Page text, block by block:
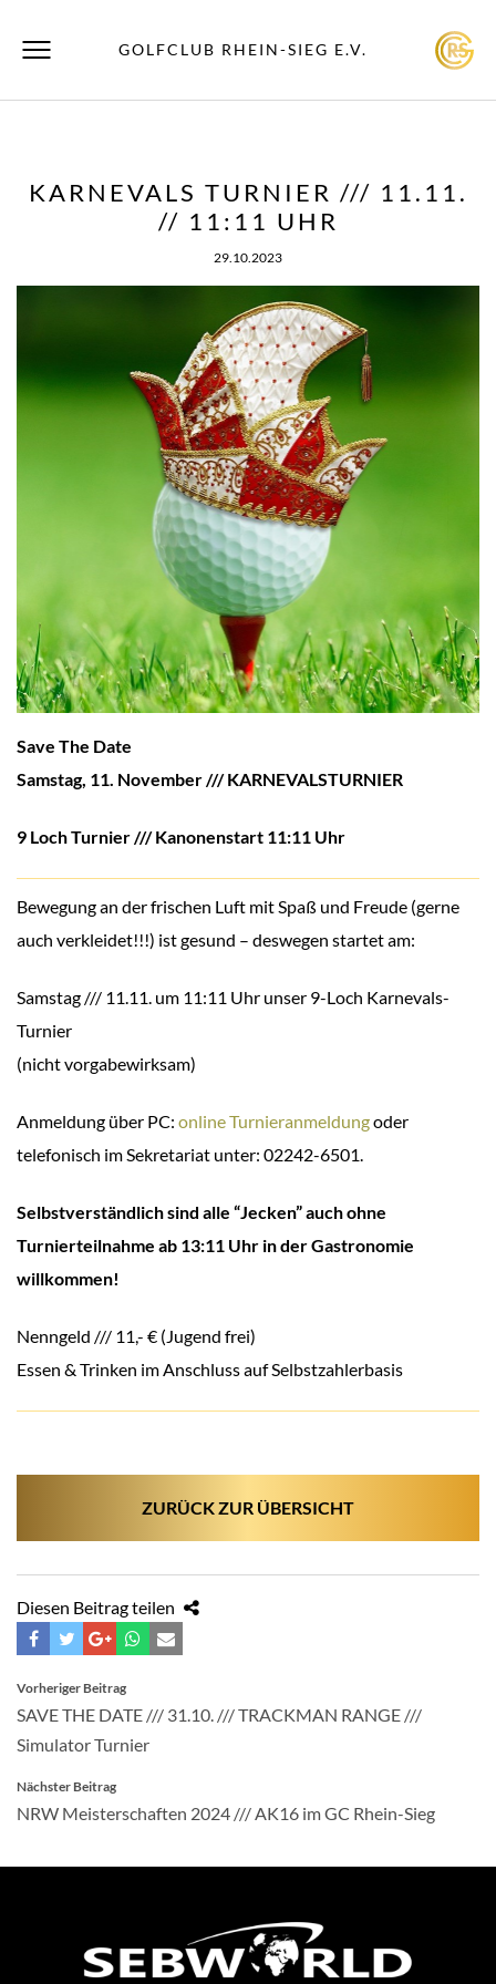
GOLFCLUB RHEIN-SIEG E.V.
KARNEVALS TURNIER /// 11.11.
// 11:11 UHR
29.10.2023
Save The Date
Samstag, 11. November /// KARNEVALSTURNIER
9 Loch Turnier /// Kanonenstart 11:11 Uhr
Bewegung an der frischen Luft mit Spaß und Freude (gerne
auch verkleidet!!!) ist gesund – deswegen startet am:
Samstag /// 11.11. um 11:11 Uhr unser 9-Loch Karnevals-
Turnier
(nicht vorgabewirksam)
Anmeldung über PC: online Turnieranmeldungoder
telefonisch im Sekretariat unter: 02242-6501.
Selbstverständlich sind alle “Jecken” auch ohne
Turnierteilnahme ab 13:11 Uhr in der Gastronomie
willkommen!
Nenngeld /// 11,- € (Jugend frei)
Essen & Trinken im Anschluss auf Selbstzahlerbasis
ZURÜCK ZUR ÜBERSICHT
Diesen Beitrag teilen
BEITRAGSNAVIGATION
Vorheriger Beitrag
SAVE THE DATE /// 31.10. /// TRACKMAN RANGE ///
Simulator Turnier
Nächster Beitrag
NRW Meisterschaften 2024 /// AK16 im GC Rhein-Sieg